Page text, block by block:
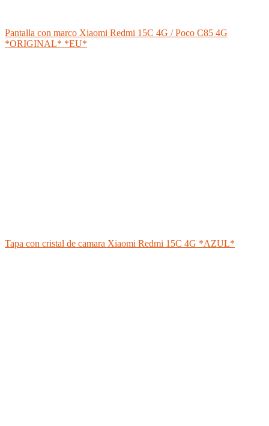
Pantalla con marco Xiaomi Redmi 15C 4G / Poco C85 4G
*ORIGINAL* *EU*
Tapa con cristal de camara Xiaomi Redmi 15C 4G *AZUL*